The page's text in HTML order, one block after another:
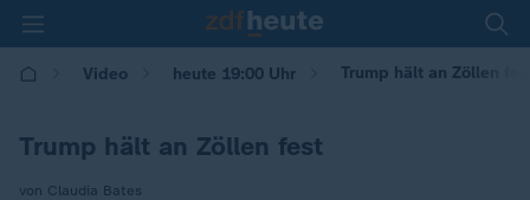
Video heute 19:00 Uhr Trump hält an Zöllen
Trump hält an Zöllen fest
von Claudia Bates